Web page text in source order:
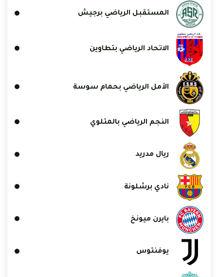
المستقبل الرياضي برجيش
الاتحاد الرياضي بتطاوين
الأمل الرياضي بحمام سوسة
النجم الرياضي بالمتلوي
ريال مدريد
نادي برشلونة
بايرن ميونخ
يوفنتوس